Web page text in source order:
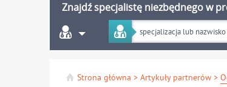
Znajdź specjalistę niezbędnego w
Strona główna >Artykuły partnerów >